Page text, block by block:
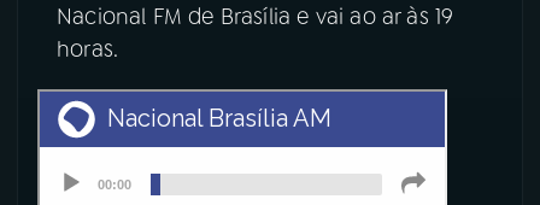
Nacional FM de Brasília e vai ao ar às 19
horas.